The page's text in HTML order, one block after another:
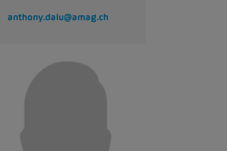
anthony.dalu@amag.ch